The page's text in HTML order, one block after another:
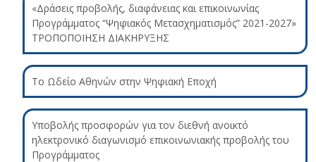
«Δράσεις προβολής, διαφάνειας και επικοινωνίας
Προγράμματος “Ψηφιακός Μετασχηματισμός” 2021-2027»
ΤΡΟΠΟΠΟΙΗΣΗ ΔΙΑΚΗΡΥΞΗΣ
Το Ωδείο Αθηνών στην Ψηφιακή Εποχή
Υποβολής προσφορών για τον διεθνή ανοικτό
ηλεκτρονικό διαγωνισμό επικοινωνιακής προβολής του
Προγράμματος